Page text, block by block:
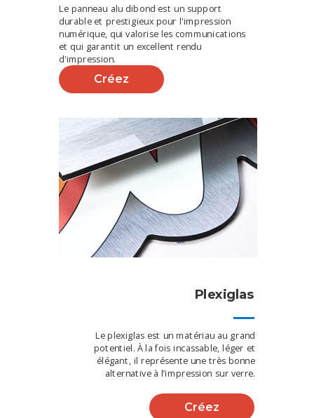
Le panneau alu dibond est un support
durable et prestigieux pour l'impression
numérique, qui valorise les communications
et qui garantit un excellent rendu
d'impression.
Créez
Le plexiglas est un matériau au grand
potentiel. À la fois incassable, léger et
élégant, il représente une très bonne
alternative à l’impression sur verre.
Plexiglas
Créez